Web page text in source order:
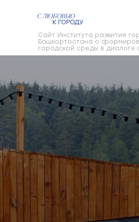
Cайт Института развития
Башкортостана о
городской среды в диалоге